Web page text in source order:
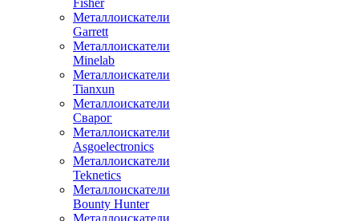
Fisher
Металлоискатели
Garrett
Металлоискатели
Minelab
Металлоискатели
Tianxun
Металлоискатели
Сварог
Металлоискатели
Asgoelectronics
Металлоискатели
Teknetics
Металлоискатели
Bounty Hunter
Металлоискатели